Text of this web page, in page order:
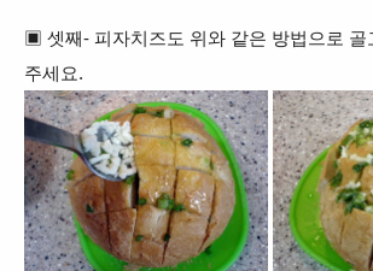
▣ 셋째- 피자치즈도 위와 같은 방법으로 골
주세요.